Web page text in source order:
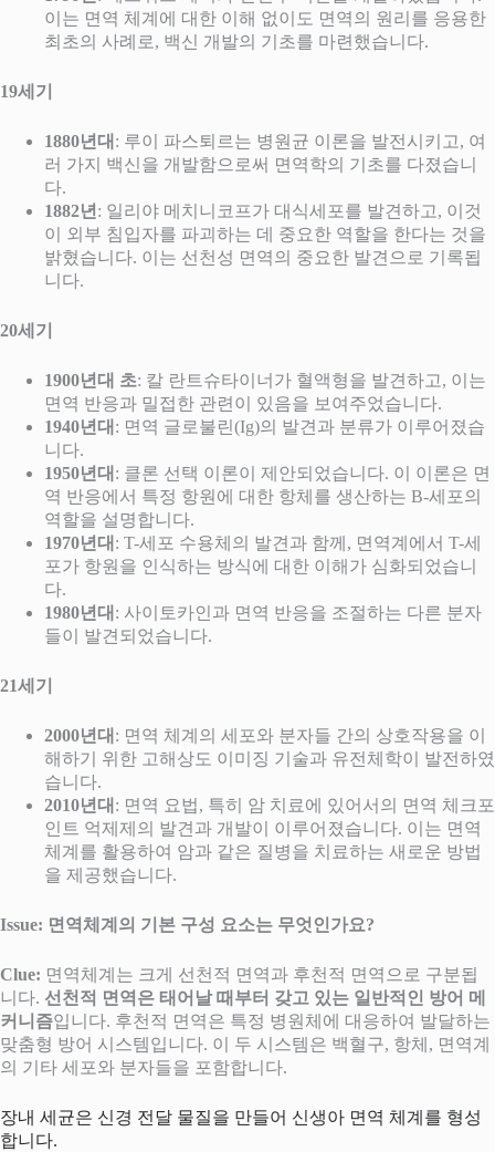
이는 면역 체계에 대한 이해 없이도 면역의 원리를 응용한
최초의 사례로, 백신 개발의 기초를 마련했습니다.
19세기
1880년대 : 루이 파스퇴르는 병원균 이론을 발전시키고, 여
러 가지 백신을 개발함으로써 면역학의 기초를 다졌습니
다.
1882년 : 일리야 메치니코프가 대식세포를 발견하고, 이것
이 외부 침입자를 파괴하는 데 중요한 역할을 한다는 것을
밝혔습니다. 이는 선천성 면역의 중요한 발견으로 기록됩
니다.
20세기
1900년대 초: 칼 란트슈타이너가 혈액형을 발견하고, 이는
면역 반응과 밀접한 관련이 있음을 보여주었습니다.
1940년대 : 면역 글로불린(Ig)의 발견과 분류가 이루어졌습
니다.
1950년대 : 클론 선택 이론이 제안되었습니다. 이 이론은 면
역 반응에서 특정 항원에 대한 항체를 생산하는 B-세포의
역할을 설명합니다.
1970년대 : T-세포 수용체의 발견과 함께, 면역계에서 T-세
포가 항원을 인식하는 방식에 대한 이해가 심화되었습니
다.
1980년대 : 사이토카인과 면역 반응을 조절하는 다른 분자
들이 발견되었습니다.
21세기
2000년대 : 면역 체계의 세포와 분자들 간의 상호작용을 이
해하기 위한 고해상도 이미징 기술과 유전체학이 발전하였
습니다.
2010년대 : 면역 요법, 특히 암 치료에 있어서의 면역 체크포
인트 억제제의 발견과 개발이 이루어졌습니다. 이는 면역
체계를 활용하여 암과 같은 질병을 치료하는 새로운 방법
을 제공했습니다.
Issue: 면역체계의 기본 구성 요소는 무엇인가요?
Clue: 면역체계는 크게 선천적 면역과 후천적 면역으로 구분됩
니다. 선천적 면역은 태어날 때부터 갖고 있는 일반적인 방어 메
커니즘입니다. 후천적 면역은 특정 병원체에 대응하여 발달하는
맞춤형 방어 시스템입니다. 이 두 시스템은 백혈구, 항체, 면역계
의 기타 세포와 분자들을 포함합니다.
장내 세균은 신경 전달 물질을 만들어 신생아 면역 체계를 형성
합니다.